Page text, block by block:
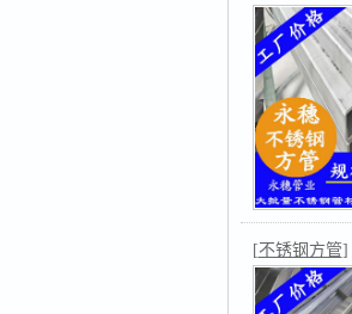
[不锈钢方管]